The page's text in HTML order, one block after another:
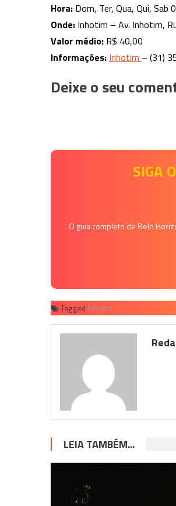
Hora: Dom, Ter, Qua, Qui, Sab
Onde: Inhotim – Av. Inhotim,
Valor médio: R$ 40,00
Informações: Inhotim – (31)
Deixe o seu
SIGA
O guia completo de Belo
Tagged Inhotim
LEIA TAMBÉM...